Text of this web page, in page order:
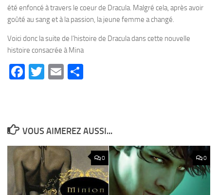
été enfoncé à travers le coeur de Dracula. Malgré cela, après avoir
goûté au sang et à la passion, la jeune femme a changé.
Voici donc la suite de l’histoire de Dracula dans cette nouvelle
histoire consacrée à Mina
Facebook
Twitter
Email
VOUS AIMEREZ AUSSI...
0 0